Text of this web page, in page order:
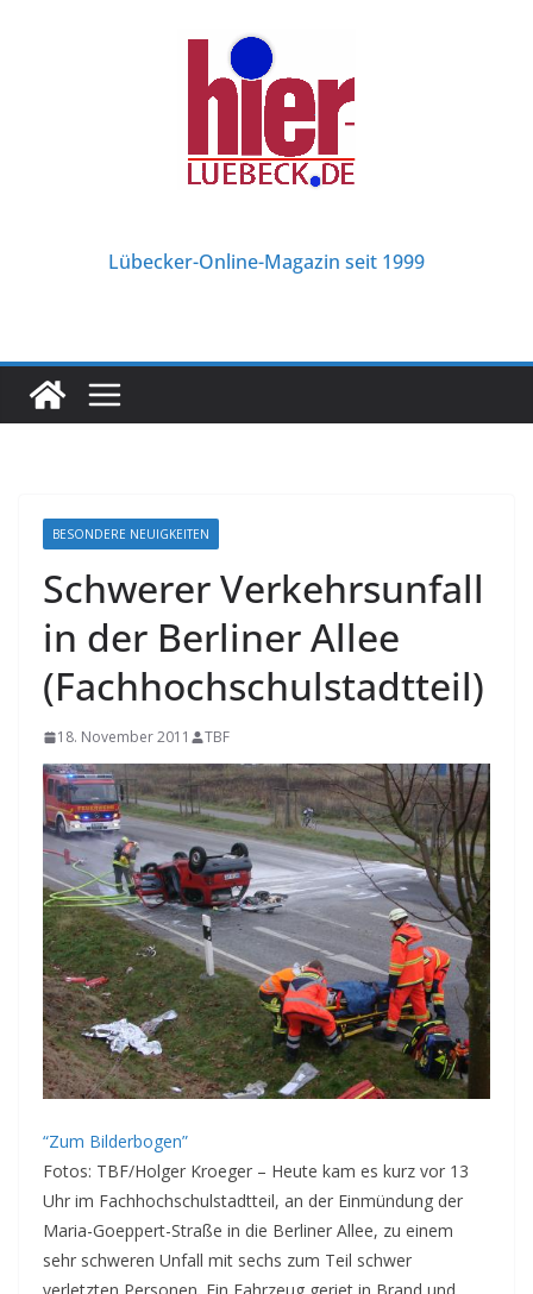
Lübecker-Online-Magazin seit 1999
BESONDERE NEUIGKEITEN
Schwerer Verkehrsunfall
in der Berliner Allee
(Fachhochschulstadtteil)
18. November 2011 TBF
“Zum Bilderbogen”
Fotos: TBF/Holger Kroeger – Heute kam es kurz vor 13
Uhr im Fachhochschulstadtteil, an der Einmündung der
Maria-Goeppert-Straße in die Berliner Allee, zu einem
sehr schweren Unfall mit sechs zum Teil schwer